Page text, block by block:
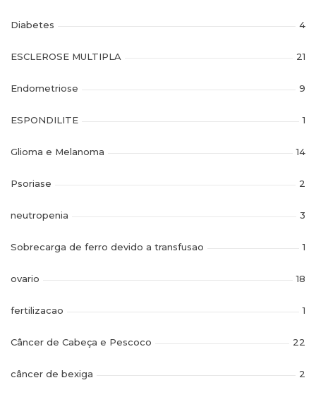
Diabetes 4
ESCLEROSE MULTIPLA 21
Endometriose 9
ESPONDILITE 1
Glioma e Melanoma 14
Psoriase 2
neutropenia 3
Sobrecarga de ferro devido a transfusao 1
ovario 18
fertilizacao 1
Câncer de Cabeça e Pescoco 22
câncer de bexiga 2